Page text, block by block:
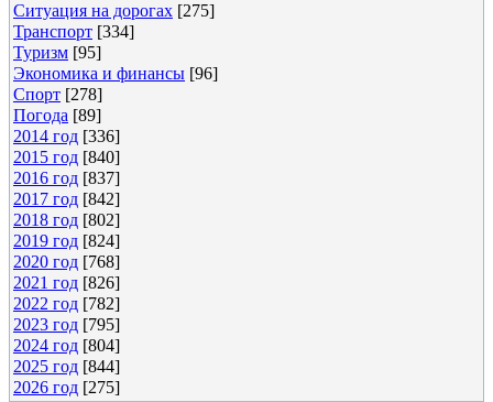
Ситуация на дорогах [275]
Транспорт [334]
Туризм [95]
Экономика и финансы [96]
Спорт [278]
Погода [89]
2014 год [336]
2015 год [840]
2016 год [837]
2017 год [842]
2018 год [802]
2019 год [824]
2020 год [768]
2021 год [826]
2022 год [782]
2023 год [795]
2024 год [804]
2025 год [844]
2026 год [275]